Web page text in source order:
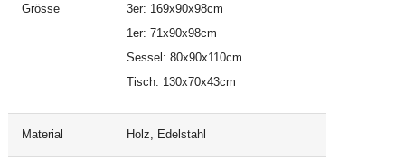
Grösse
3er: 169x90x98cm
1er: 71x90x98cm
Sessel: 80x90x110cm
Tisch: 130x70x43cm
Material Holz, Edelstahl